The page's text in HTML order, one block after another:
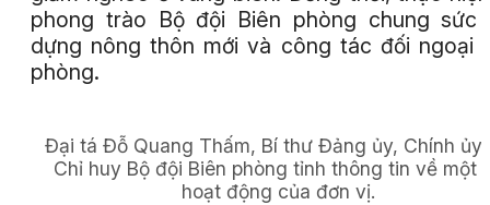
phong trào Bộ đội Biên phòng chung sức
dựng nông thôn mới và công tác đối ngoại
phòng.
Đại tá Đỗ Quang Thấm, Bí thư Đảng ủy, Chính ủy
Chỉ huy Bộ đội Biên phòng tỉnh thông tin về một
hoạt động của đơn vị.